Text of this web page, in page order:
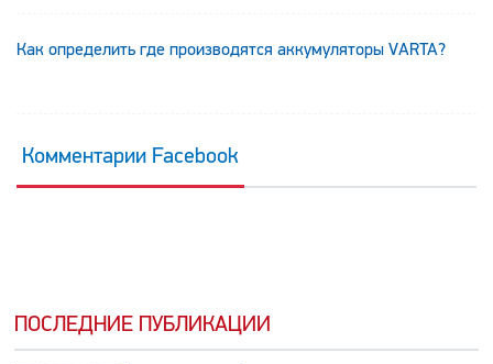
Как определить где производятся аккумуляторы VARTA?
Комментарии Facebook
ПОСЛЕДНИЕ ПУБЛИКАЦИИ